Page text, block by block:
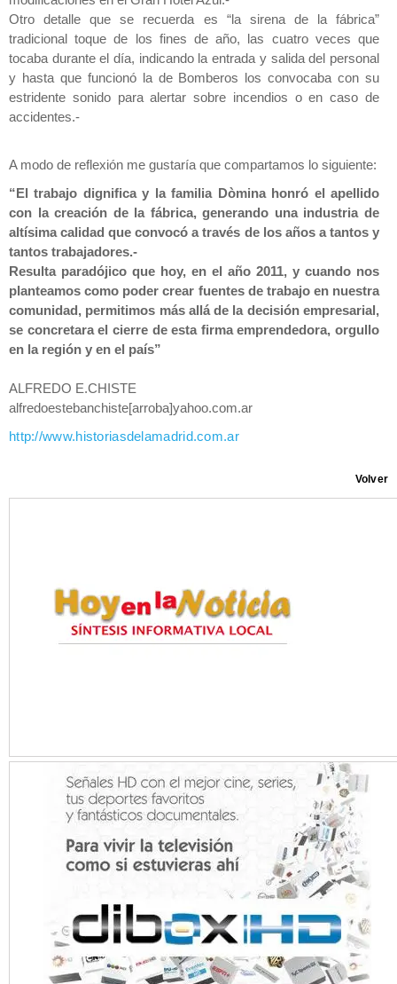
Otro detalle que se recuerda es “la sirena de la fábrica”
tradicional toque de los fines de año, las cuatro veces que
tocaba durante el día, indicando la entrada y salida del personal
y hasta que funcionó la de Bomberos los convocaba con su
estridente sonido para alertar sobre incendios o en caso de
accidentes.-
A modo de reflexión me gustaría que compartamos lo siguiente:
“El trabajo dignifica y la familia Dòmina honró el apellido
con la creación de la fábrica, generando una industria de
altísima calidad que convocó a través de los años a tantos y
tantos trabajadores.-
Resulta paradójico que hoy, en el año 2011, y cuando nos
planteamos como poder crear fuentes de trabajo en nuestra
comunidad, permitimos más allá de la decisión empresarial,
se concretara el cierre de esta firma emprendedora, orgullo
en la región y en el país”
ALFREDO E.CHISTE
alfredoestebanchiste[arroba]yahoo.com.ar
http://www.historiasdelamadrid.com.ar
Volver